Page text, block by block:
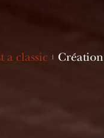
a classic Création